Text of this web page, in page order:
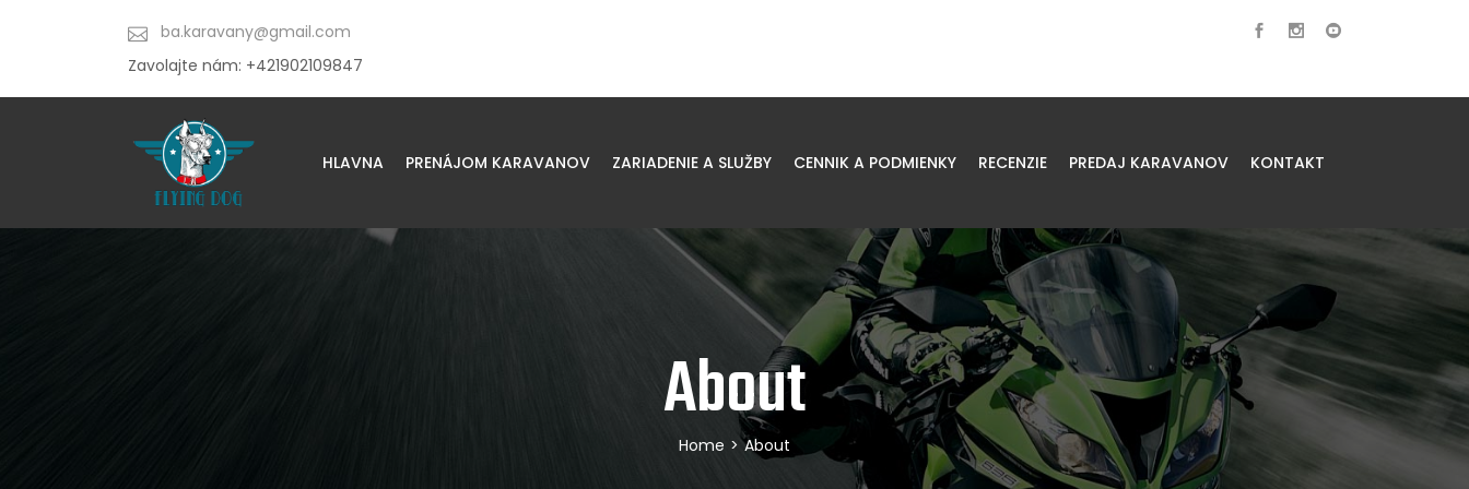
ba.karavany@gmail.com
Zavolajte nám: +421902109847
HLAVNA PRENÁJOM KARAVANOV ZARIADENIE A SLUŽBY CENNIK A PODMIENKY RECENZIE PREDAJ KARAVANOV KONTAKT
About
Home > About